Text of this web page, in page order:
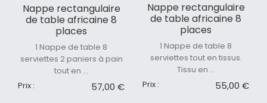
Nappe rectangulaire
de table africaine 8
places
1 Nappe de table 8
serviettes 2 paniers à pain
tout en ...
Prix :
57,00 €
Nappe rectangulaire
de table africaine 8
places
1 Nappe de table 8
serviettes tout en tissus.
Tissu en ...
Prix :
55,00 €